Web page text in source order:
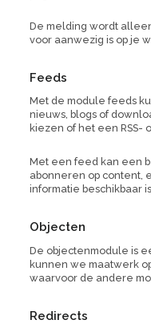
De melding wordt
voor aanwezig is op je
Feeds
Met de module feeds
nieuws, blogs of
kiezen of het een RSS-
Met een feed kan een
abonneren op content,
informatie beschikbaar
Objecten
De objectenmodule is
kunnen we maatwerk
waarvoor de andere
Redirects